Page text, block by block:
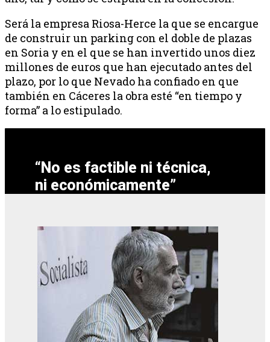
Será la empresa Riosa-Herce la que se encargue
de construir un parking con el doble de plazas
en Soria y en el que se han invertido unos diez
millones de euros que han ejecutado antes del
plazo, por lo que Nevado ha confiado en que
también en Cáceres la obra esté “en tiempo y
forma” a lo estipulado.
“No es factible ni técnica,
ni económicamente”